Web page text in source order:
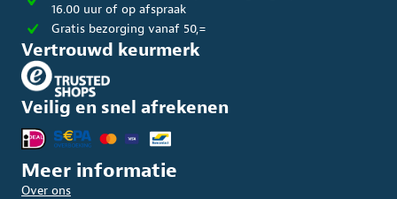
16.00 uur of op afspraak
Gratis bezorging vanaf 50,=
Vertrouwd keurmerk
Veilig en snel afrekenen
Meer informatie
Over ons